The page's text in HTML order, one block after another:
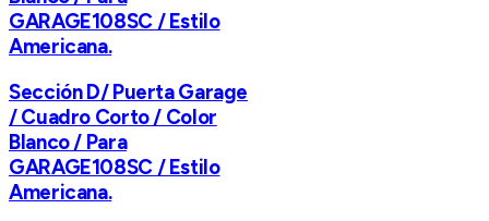
GARAGE108SC / Estilo
Americana.
Sección D/ Puerta Garage
/ Cuadro Corto / Color
Blanco / Para
GARAGE108SC / Estilo
Americana.